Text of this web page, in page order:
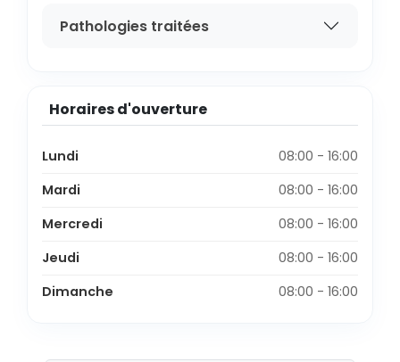
Pathologies traitées
Horaires d'ouverture
Lundi
08:00 - 16:00
Mardi
08:00 - 16:00
Mercredi
08:00 - 16:00
Jeudi
08:00 - 16:00
Dimanche
08:00 - 16:00